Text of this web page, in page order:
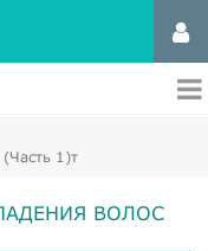
1)т
ВОЛОС